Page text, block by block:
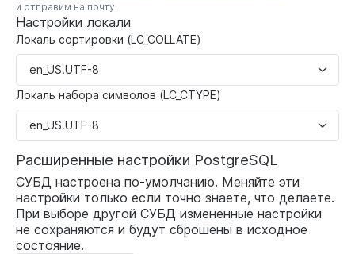
и отправим на почту.
Настройки локали
Локаль сортировки (LC_COLLATE)
en_US.UTF-8
Локаль набора символов (LC_CTYPE)
en_US.UTF-8
Расширенные настройки PostgreSQL
СУБД настроена по-умолчанию. Меняйте эти
настройки только если точно знаете, что делаете.
При выборе другой СУБД измененные настройки
не сохраняются и будут сброшены в исходное
состояние.